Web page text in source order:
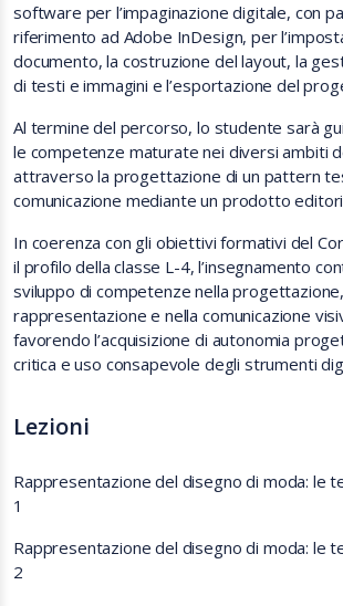
software per l’impaginazione digitale, con
riferimento ad Adobe InDesign, per
documento, la costruzione del layout, la
di testi e immagini e l’esportazione del
Al termine del percorso, lo studente sarà
le competenze maturate nei diversi ambiti
attraverso la progettazione di un pattern
comunicazione mediante un prodotto
In coerenza con gli obiettivi formativi del
il profilo della classe L-4, l’insegnamento
sviluppo di competenze nella
rappresentazione e nella comunicazione
favorendo l’acquisizione di autonomia
critica e uso consapevole degli strumenti
Lezioni
Rappresentazione del disegno di moda: le
1
Rappresentazione del disegno di moda: le
2